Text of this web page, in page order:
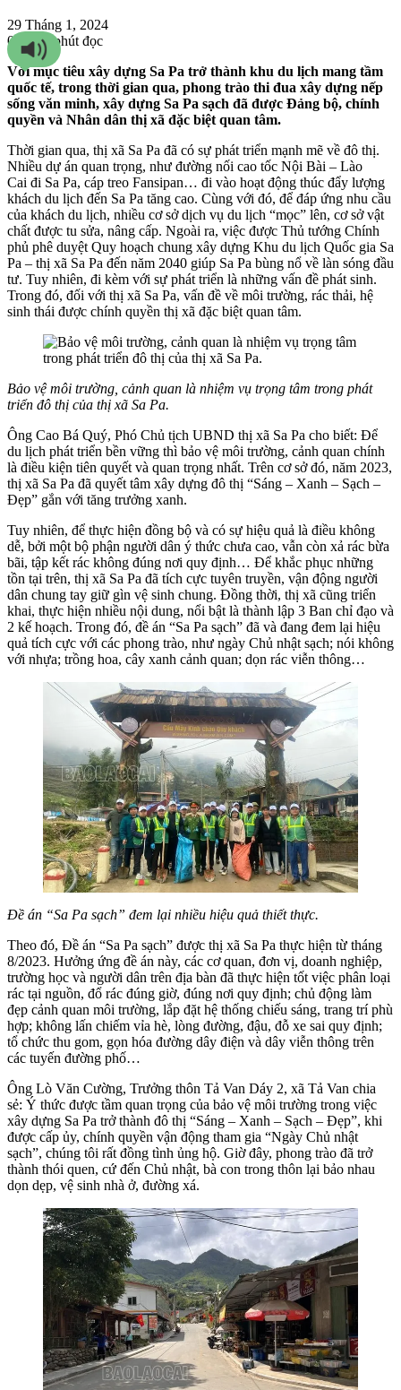
29 Tháng 1, 2024
0 2215 phút đọc
Với mục tiêu xây dựng Sa Pa trở thành khu du lịch mang tầm
quốc tế, trong thời gian qua, phong trào thi đua xây dựng nếp
sống văn minh, xây dựng Sa Pa sạch đã được Đảng bộ, chính
quyền và Nhân dân thị xã đặc biệt quan tâm.
Thời gian qua, thị xã Sa Pa đã có sự phát triển mạnh mẽ về đô thị.
Nhiều dự án quan trọng, như đường nối cao tốc Nội Bài – Lào
Cai đi Sa Pa, cáp treo Fansipan… đi vào hoạt động thúc đẩy lượng
khách du lịch đến Sa Pa tăng cao. Cùng với đó, để đáp ứng nhu cầu
của khách du lịch, nhiều cơ sở dịch vụ du lịch “mọc” lên, cơ sở vật
chất được tu sửa, nâng cấp. Ngoài ra, việc được Thủ tướng Chính
phủ phê duyệt Quy hoạch chung xây dựng Khu du lịch Quốc gia Sa
Pa – thị xã Sa Pa đến năm 2040 giúp Sa Pa bùng nổ về làn sóng đầu
tư. Tuy nhiên, đi kèm với sự phát triển là những vấn đề phát sinh.
Trong đó, đối với thị xã Sa Pa, vấn đề về môi trường, rác thải, hệ
sinh thái được chính quyền thị xã đặc biệt quan tâm.
Bảo vệ môi trường, cảnh quan là nhiệm vụ trọng tâm trong phát
triển đô thị của thị xã Sa Pa.
Ông Cao Bá Quý, Phó Chủ tịch UBND thị xã Sa Pa cho biết: Để
du lịch phát triển bền vững thì bảo vệ môi trường, cảnh quan chính
là điều kiện tiên quyết và quan trọng nhất. Trên cơ sở đó, năm 2023,
thị xã Sa Pa đã quyết tâm xây dựng đô thị “Sáng – Xanh – Sạch –
Đẹp” gắn với tăng trưởng xanh.
Tuy nhiên, để thực hiện đồng bộ và có sự hiệu quả là điều không
dễ, bởi một bộ phận người dân ý thức chưa cao, vẫn còn xả rác bừa
bãi, tập kết rác không đúng nơi quy định… Để khắc phục những
tồn tại trên, thị xã Sa Pa đã tích cực tuyên truyền, vận động người
dân chung tay giữ gìn vệ sinh chung. Đồng thời, thị xã cũng triển
khai, thực hiện nhiều nội dung, nổi bật là thành lập 3 Ban chỉ đạo và
2 kế hoạch. Trong đó, đề án “Sa Pa sạch” đã và đang đem lại hiệu
quả tích cực với các phong trào, như ngày Chủ nhật sạch; nói không
với nhựa; trồng hoa, cây xanh cảnh quan; dọn rác viễn thông…
Đề án “Sa Pa sạch” đem lại nhiều hiệu quả thiết thực.
Theo đó, Đề án “Sa Pa sạch” được thị xã Sa Pa thực hiện từ tháng
8/2023. Hưởng ứng đề án này, các cơ quan, đơn vị, doanh nghiệp,
trường học và người dân trên địa bàn đã thực hiện tốt việc phân loại
rác tại nguồn, đổ rác đúng giờ, đúng nơi quy định; chủ động làm
đẹp cảnh quan môi trường, lắp đặt hệ thống chiếu sáng, trang trí phù
hợp; không lấn chiếm vỉa hè, lòng đường, đậu, đỗ xe sai quy định;
tổ chức thu gom, gọn hóa đường dây điện và dây viễn thông trên
các tuyến đường phố…
Ông Lò Văn Cường, Trưởng thôn Tả Van Dáy 2, xã Tả Van chia
sẻ: Ý thức được tầm quan trọng của bảo vệ môi trường trong việc
xây dựng Sa Pa trở thành đô thị “Sáng – Xanh – Sạch – Đẹp”, khi
được cấp ủy, chính quyền vận động tham gia “Ngày Chủ nhật
sạch”, chúng tôi rất đồng tình ủng hộ. Giờ đây, phong trào đã trở
thành thói quen, cứ đến Chủ nhật, bà con trong thôn lại bảo nhau
dọn dẹp, vệ sinh nhà ở, đường xá.